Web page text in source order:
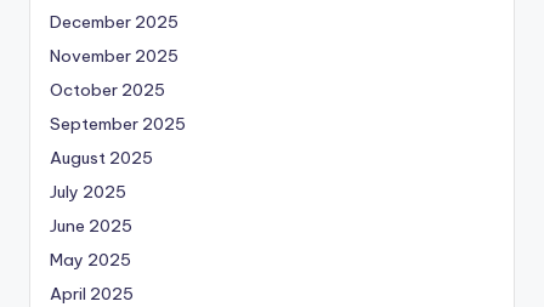
December 2025
November 2025
October 2025
September 2025
August 2025
July 2025
June 2025
May 2025
April 2025